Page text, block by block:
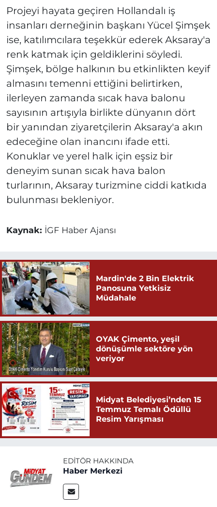
Projeyi hayata geçiren Hollandalı iş
insanları derneğinin başkanı Yücel Şimşek
ise, katılımcılara teşekkür ederek Aksaray'a
renk katmak için geldiklerini söyledi.
Şimşek, bölge halkının bu etkinlikten keyif
almasını temenni ettiğini belirtirken,
ilerleyen zamanda sıcak hava balonu
sayısının artışıyla birlikte dünyanın dört
bir yanından ziyaretçilerin Aksaray'a akın
edeceğine olan inancını ifade etti.
Konuklar ve yerel halk için eşsiz bir
deneyim sunan sıcak hava balon
turlarının, Aksaray turizmine ciddi katkıda
bulunması bekleniyor.
Kaynak: İGF Haber Ajansı
Mardin'de 2 Bin Elektrik
Panosuna Yetkisiz
Müdahale
OYAK Çimento, yeşil
dönüşümle sektöre yön
veriyor
Midyat Belediyesi’nden 15
Temmuz Temalı Ödüllü
Resim Yarışması
EDITÖR HAKKINDA
Haber Merkezi